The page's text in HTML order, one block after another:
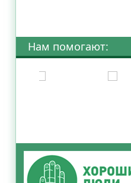
Нам помогают: